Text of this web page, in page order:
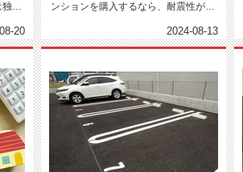
身
20
ンションを購入するなら、耐震性が優
2024-08-13